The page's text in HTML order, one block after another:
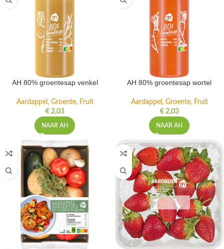
AH 80% groentesap venkel
Aardappel, Groente, Fruit
€2,03
NAAR AH
AH 80% groentesap wortel
Aardappel, Groente, Fruit
€2,03
NAAR AH